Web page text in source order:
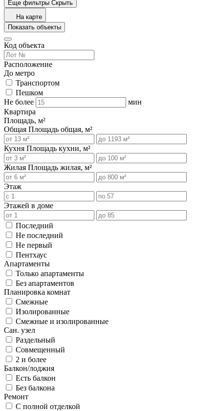
Еще фильтры Скрыть
На карте
Показать объекты
Код объекта
Расположение
До метро
Транспортом
Пешком
Не более
мин
Квартира
Площадь, м²
Общая Площадь общая, м²
Кухня Площадь кухни, м²
Жилая Площадь жилая, м²
Этаж
Этажей в доме
Последний
Не последний
Не первый
Пентхаус
Апартаменты
Только апартаменты
Без апартаментов
Планировка комнат
Смежные
Изолированные
Смежные и изолированные
Сан. узел
Раздельный
Совмещенный
2 и более
Балкон/лоджия
Есть балкон
Без балкона
Ремонт
С полной отделкой